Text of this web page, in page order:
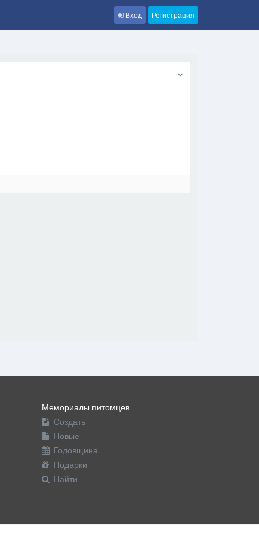
Вход Регистрация
Мемориалы питомцев
Создать
Новые
Годовщина
Подарки
Найти